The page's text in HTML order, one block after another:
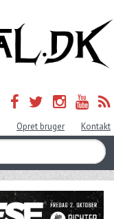
Opret bruger Kontakt